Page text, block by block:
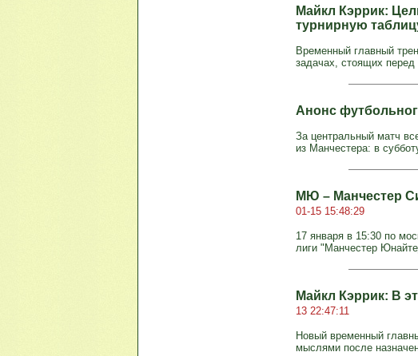
Майкл Кэррик:
турнирную
Временный главный
задачах, стоящих
Анонс
За центральный матч
из Манчестера: в
МЮ – Манчестер
01-15 15:48:29
17 января в 15:30 по
лиги "Манчестер
Майкл Кэррик: В
13 22:47:11
Новый временный
мыслями после